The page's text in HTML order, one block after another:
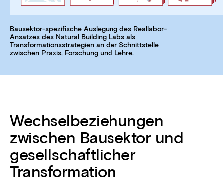
Bausektor-spezifische Auslegung des Reallabor-
Ansatzes des Natural Building Labs als
Transformationsstrategien an der Schnittstelle
zwischen Praxis, Forschung und Lehre.
Wechselbeziehungen
zwischen Bausektor und
gesellschaftlicher
Transformation